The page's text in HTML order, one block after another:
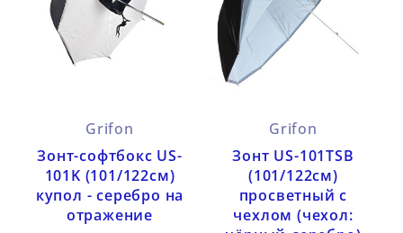
Grifon
Зонт-софтбокс US-
101K (101/122см)
купол - серебро на
отражение
Grifon
Зонт US-101TSB
(101/122см)
просветный с
чехлом (чехол: